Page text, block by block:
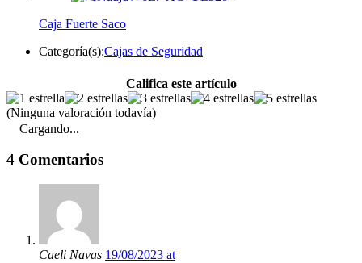
Caja Fuerte Saco
Categoría(s):Cajas de Seguridad
Califica este artículo
(Ninguna valoración todavía)
Cargando...
4 Comentarios
Caeli Navas 19/08/2023 at